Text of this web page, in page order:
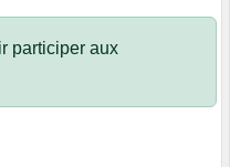
participer aux